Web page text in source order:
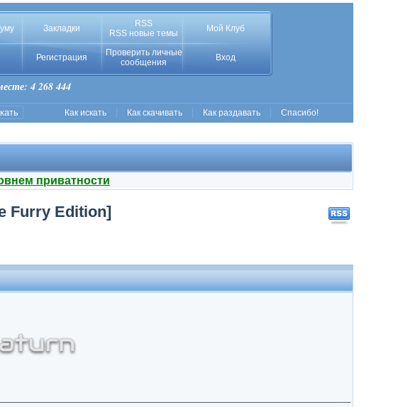
Закладки
RSS
RSS новые темы
Мой Клуб
Регистрация
Проверить личные
сообщения
Вход
4 268 444
Как искать Как скачивать Как раздавать Спасибо!
приватности
Furry Edition]